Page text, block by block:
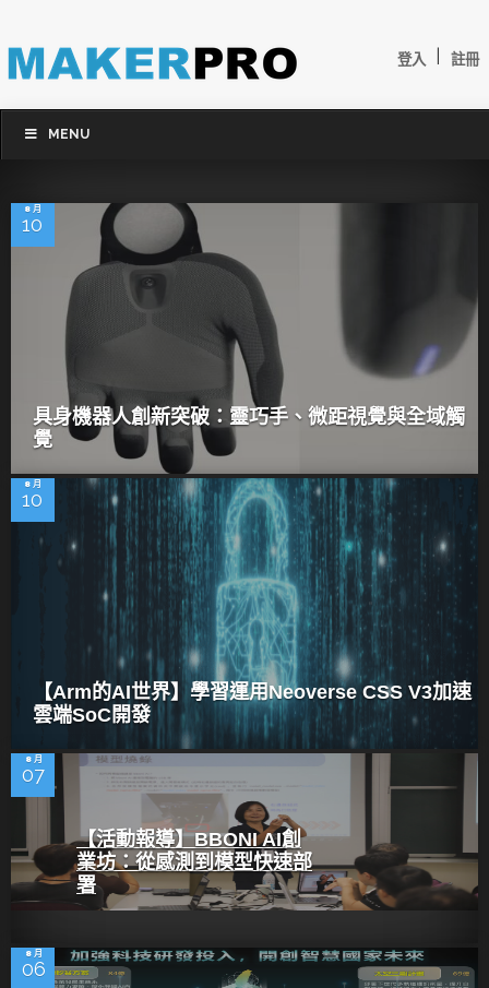
登入 註冊
MENU
8 月
10
具身機器人創新突破：靈巧手、微距視覺與全域觸
覺
8 月
10
【Arm的AI世界】學習運用Neoverse CSS V3加速
雲端SoC開發
8 月
07
【活動報導】BBONI AI創
業坊：從感測到模型快速部
署
8 月
06